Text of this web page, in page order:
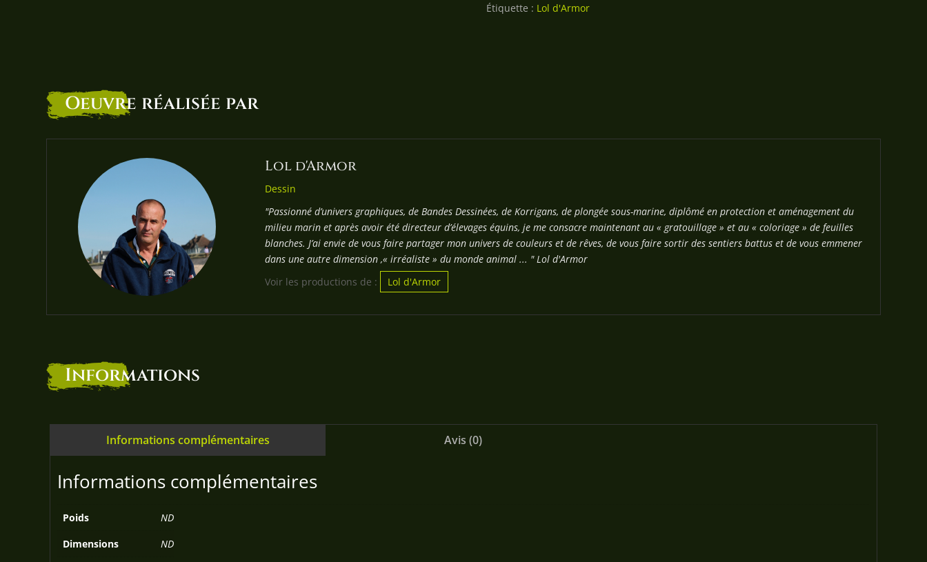
Étiquette : Lol d'Armor
Oeuvre réalisée par
Lol d'Armor
Dessin
"Passionné d’univers graphiques, de Bandes Dessinées, de Korrigans, de plongée sous-marine, diplômé en protection et aménagement du
milieu marin et après avoir été directeur d’élevages équins, je me consacre maintenant au « gratouillage » et au « coloriage » de feuilles
blanches. J’ai envie de vous faire partager mon univers de couleurs et de rêves, de vous faire sortir des sentiers battus et de vous emmener
dans une autre dimension ,« irréaliste » du monde animal ... " Lol d'Armor
Voir les productions de :
Lol d'Armor
Informations
Informations complémentaires Avis (0)
Informations complémentaires
Poids
ND
Dimensions
ND